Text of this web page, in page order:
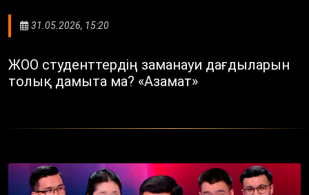
31.05.2026, 15:20
ЖОО студенттердің заманауи дағдыларын
толық дамыта ма? «Азамат»